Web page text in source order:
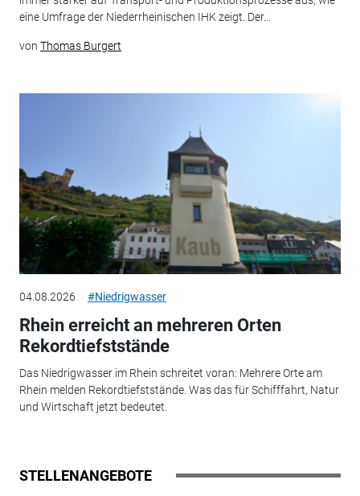
eine Umfrage der Niederrheinischen IHK zeigt. Der...
von Thomas Burgert
04.08.2026 #Niedrigwasser
Rhein erreicht an mehreren Orten
Rekordtiefststände
Das Niedrigwasser im Rhein schreitet voran: Mehrere Orte am
Rhein melden Rekordtiefststände. Was das für Schifffahrt, Natur
und Wirtschaft jetzt bedeutet.
STELLENANGEBOTE